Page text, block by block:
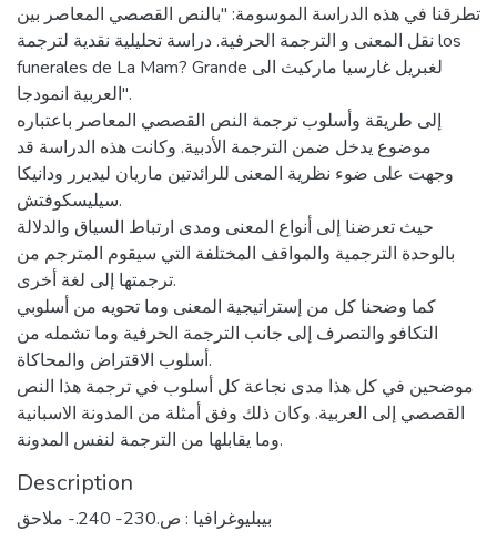
تطرقنا في هذه الدراسة الموسومة: "بالنص القصصي المعاصر بين
نقل المعنى و الترجمة الحرفية. دراسة تحليلية نقدية لترجمة los
funerales de La Mam? Grande لغبريل غارسيا ماركيث الى
العربية انمودجا".
إلى طريقة وأسلوب ترجمة النص القصصي المعاصر باعتباره
موضوع يدخل ضمن الترجمة الأدبية. وكانت هذه الدراسة قد
وجهت على ضوء نظرية المعنى للرائدتين ماريان ليديرر ودانيكا
سيليسكوفتش.
حيث تعرضنا إلى أنواع المعنى ومدى ارتباط السياق والدلالة
بالوحدة الترجمية والمواقف المختلفة التي سيقوم المترجم من
ترجمتها إلى لغة أخرى.
كما وضحنا كل من إستراتيجية المعنى وما تحويه من أسلوبي
التكافو والتصرف إلى جانب الترجمة الحرفية وما تشمله من
أسلوب الاقتراض والمحاكاة.
موضحين في كل هذا مدى نجاعة كل أسلوب في ترجمة هذا النص
القصصي إلى العربية. وكان ذلك وفق أمثلة من المدونة الاسبانية
وما يقابلها من الترجمة لنفس المدونة.
Description
بيبليوغرافيا : ص.230- 240.- ملاحق